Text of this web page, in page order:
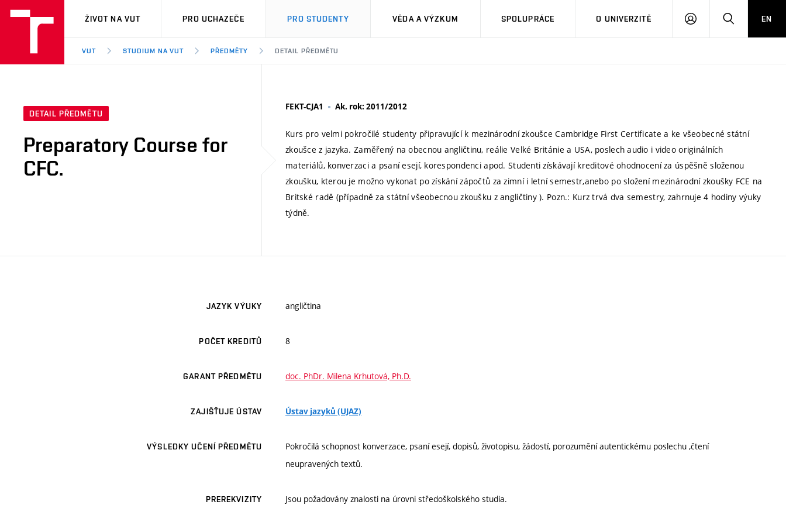
VUT
ŽIVOT NA VUT PRO UCHAZEČE PRO STUDENTY VĚDA A VÝZKUM SPOLUPRÁCE O UNIVERZITĚ
PŘIHLÁSIT HLEDATEN
VUT STUDIUM NA VUT PŘEDMĚTY DETAIL PŘEDMĚTU
DETAIL PŘEDMĚTU
Preparatory Course for
CFC.
FEKT-CJA1 Ak. rok: 2011/2012
Kurs pro velmi pokročilé studenty připravující k mezinárodní zkoušce Cambridge First Certificate a ke všeobecné státní
zkoušce z jazyka. Zaměřený na obecnou angličtinu, reálie Velké Británie a USA, poslech audio i video originálních
materiálů, konverzaci a psaní esejí, korespondenci apod. Studenti získávají kreditové ohodnocení za úspěšně složenou
zkoušku, kterou je možno vykonat po získání zápočtů za zimní i letní semestr,anebo po složení mezinárodní zkoušky FCE na
Britské radě (případně za státní všeobecnou zkoušku z angličtiny ). Pozn.: Kurz trvá dva semestry, zahrnuje 4 hodiny výuky
týdně.
JAZYK VÝUKY angličtina
POČET KREDITŮ 8
GARANT PŘEDMĚTU doc. PhDr. Milena Krhutová, Ph.D.
ZAJIŠŤUJE ÚSTAV Ústav jazyků (UJAZ)
VÝSLEDKY UČENÍ PŘEDMĚTU
Pokročilá schopnost konverzace, psaní esejí, dopisů, životopisu, žádostí, porozumění autentickému poslechu ,čtení
neupravených textů.
PREREKVIZITY Jsou požadovány znalosti na úrovni středoškolského studia.